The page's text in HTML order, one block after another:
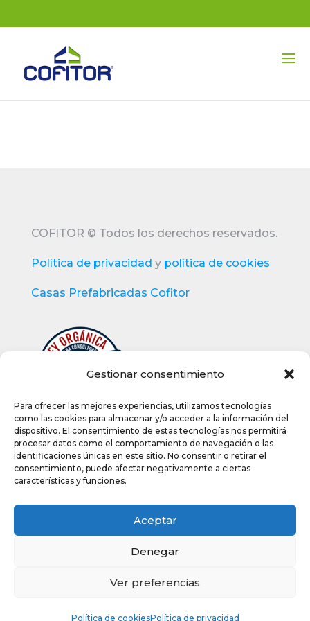
Gestionar consentimiento
Para ofrecer las mejores experiencias, utilizamos tecnologías
como las cookies para almacenar y/o acceder a la información del
dispositivo. El consentimiento de estas tecnologías nos permitirá
procesar datos como el comportamiento de navegación o las
identificaciones únicas en este sitio. No consentir o retirar el
consentimiento, puede afectar negativamente a ciertas
características y funciones.
Aceptar
Denegar
Ver preferencias
Política de cookiesPolítica de privacidad
COFITOR © Todos los derechos reservados.
Política de privacidad y política de cookies
Casas Prefabricadas Cofitor
Ctra. de Soria, km 9 (Pol. El Juncal) –
Albelda de Iregua